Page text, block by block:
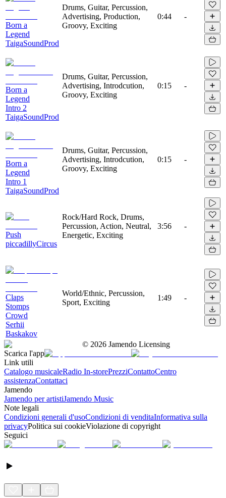
Born a
Legend
TaigaSoundProd
Drums, Guitar, Percussion,
Advertising, Production,
Groovy, Exciting
0:44 -
Born a
Legend
Intro 2
TaigaSoundProd
Drums, Guitar, Percussion,
Advertising, Introdcution,
Groovy, Exciting
0:15 -
Born a
Legend
Intro 1
TaigaSoundProd
Drums, Guitar, Percussion,
Advertising, Introdcution,
Groovy, Exciting
0:15 -
Push
piccadillyCircus
Rock/Hard Rock, Drums,
Percussion, Action, Neutral,
Energetic, Exciting
3:56 -
Claps
Stomps
Crowd
Serhii
Baskakov
World/Ethnic, Percussion,
Sport, Exciting
1:49 -
© 2026 Jamendo Licensing
Scarica l'app
Link utili
Catalogo musicaleRadio In-storePrezziContattoCentro
assistenzaContattaci
Jamendo
Jamendo per artistiJamendo Music
Note legali
Condizioni generali d'usoCondizioni di venditaInformativa sulla
privacyPolitica sui cookieViolazione di copyright
Seguici